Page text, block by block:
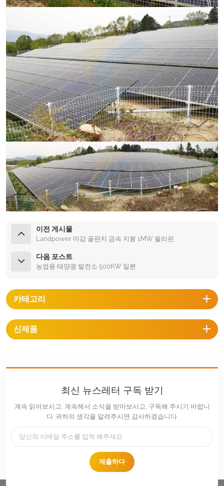
이전 게시물
Landpower 마감 골판지 금속 지붕 1MW 필리핀
다음 포스트
농업용 태양광 발전소 500KW 일본
카테고리
신제품
최신 뉴스레터 구독 받기
계속 읽어보시고, 계속해서 소식을 받아보시고, 구독해 주시기 바랍니
다. 귀하의 생각을 알려주시면 감사하겠습니다.
제출하다